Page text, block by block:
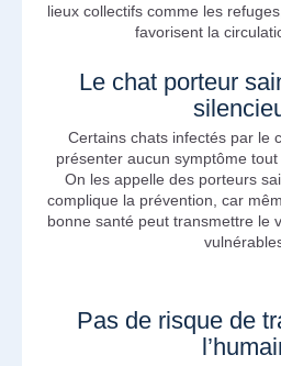
lieux collectifs comme les
favorisent la
Le chat porteur
Certains chats infectés par le
présenter aucun symptôme
On les appelle des porteurs
complique la prévention, car
bonne santé peut transmettre le
Pas de risque de